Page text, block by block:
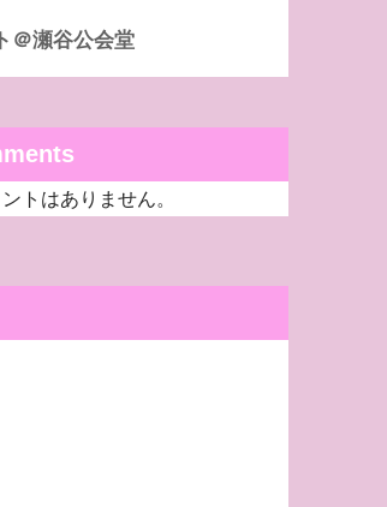
＠瀬谷公会堂
トはありません。